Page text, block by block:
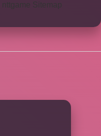
nttgame Sitemap